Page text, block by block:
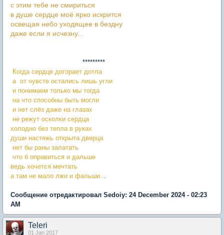
с этим тебе не смириться
в душе сердце моё ярко искрится
освещая небо уходящее в бездну
даже если я исчезну...
*********
Когда сердце догорает дотла
а от чувств остались лишь угли
и понимаем только мы тогда
на что способны быть могли
и нет слёз даже на глазах
не режут осколки сердца
холодно без тепла в руках
души настежь открыта дверца
нет бы раны залатать
что б оправиться и дальше
ведь хочется мечтать
а там не мало лжи и фальши..
Сообщение отредактировал Sedoiy: 24 December 2024 - 02:23
AM
Teleri
01 Jan 2017